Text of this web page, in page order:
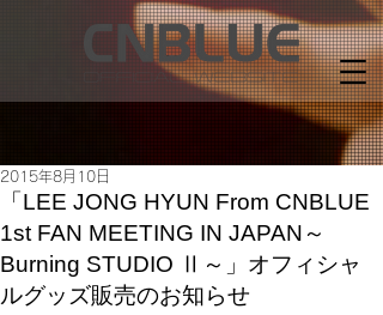
「LEE JONG HYUN From CNBLUE
1st FAN MEETING IN JAPAN～
Burning STUDIO Ⅱ～」オフィシャ
ルグッズ販売のお知らせ
2015年8月10日